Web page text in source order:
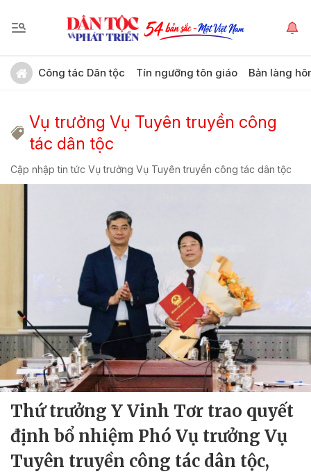
Công tác Dân tộc Tín ngưỡng tôn giáo Bản làng
Vụ trưởng Vụ Tuyên truyền công
tác dân tộc
Cập nhập tin tức Vụ trưởng Vụ Tuyên truyền công tác dân tộc
Thứ trưởng Y Vinh Tơr trao quyết
định bổ nhiệm Phó Vụ trưởng Vụ
Tuyên truyền công tác dân tộc,